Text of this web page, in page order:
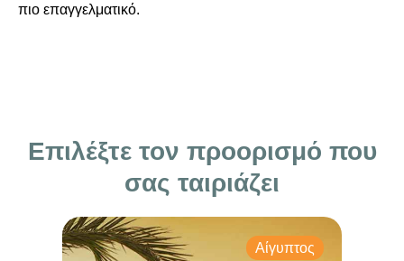
πιο επαγγελματικό.
Επιλέξτε τον προορισμό που
σας ταιριάζει
Αίγυπτος